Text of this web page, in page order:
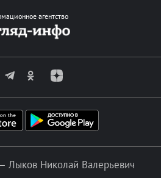
агентство
Лыков Николай Валерьевич